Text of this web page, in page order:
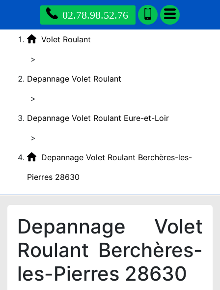
02.78.98.52.76
Volet Roulant
>
Depannage Volet Roulant
>
Depannage Volet Roulant Eure-et-Loir
>
Depannage Volet Roulant Berchères-les-
Pierres 28630
Depannage Volet
Roulant Berchères-
les-Pierres 28630